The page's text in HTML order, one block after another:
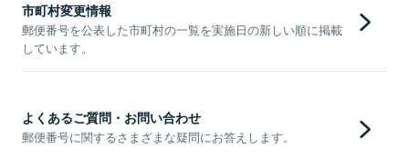
市町村変更情報
郵便番号を公表した市町村の一覧を実施日の新しい順に掲載
しています。
よくあるご質問・お問い合わせ
郵便番号に関するさまざまな疑問にお答えします。